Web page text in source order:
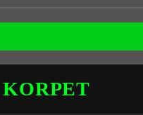
KORPET